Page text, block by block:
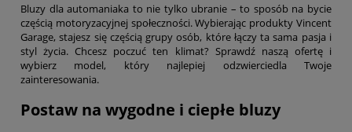
Bluzy dla automaniaka to nie tylko ubranie – to sposób na bycie
częścią motoryzacyjnej społeczności. Wybierając produkty Vincent
Garage, stajesz się częścią grupy osób, które łączy ta sama pasja i
styl życia. Chcesz poczuć ten klimat? Sprawdź naszą ofertę i
wybierz model, który najlepiej odzwierciedla Twoje
zainteresowania.
Postaw na wygodne i ciepłe bluzy